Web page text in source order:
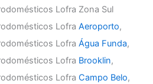
Lofra Zona Sul
LofraAeroporto,
LofraÁgua Funda,
Lofra Brooklin,
LofraCampo Belo,